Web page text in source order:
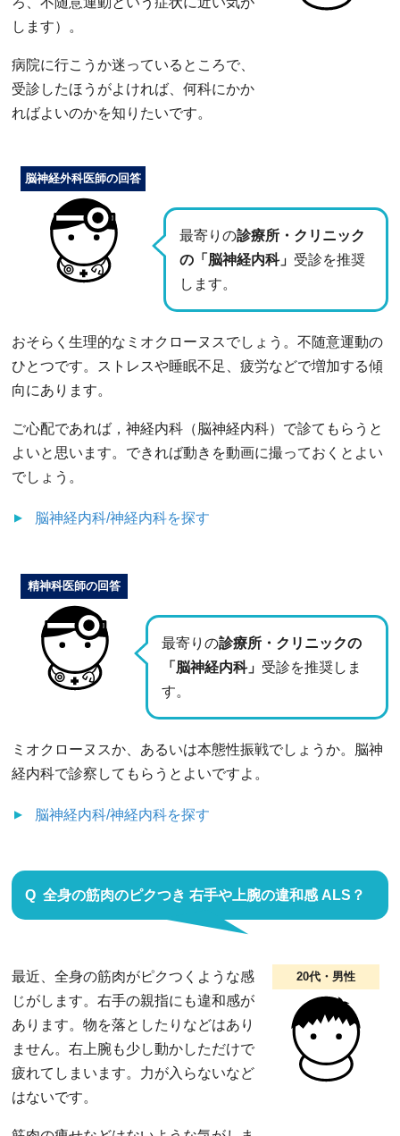
します）。
病院に行こうか迷っているところで、
受診したほうがよければ、何科にかか
ればよいのかを知りたいです。
最寄りの診療所・クリニック
の「脳神経内科」 受診を推奨
します。
脳神経外科医師の回答
おそらく生理的なミオクローヌスでしょう。不随意運動の
ひとつです。ストレスや睡眠不足、疲労などで増加する傾
向にあります。
ご心配であれば，神経内科（脳神経内科）で診てもらうと
よいと思います。できれば動きを動画に撮っておくとよい
でしょう。
脳神経内科/神経内科を探す
最寄りの診療所・クリニックの
「脳神経内科」 受診を推奨しま
す。
精神科医師の回答
ミオクローヌスか、あるいは本態性振戦でしょうか。脳神
経内科で診察してもらうとよいですよ。
脳神経内科/神経内科を探す
全身の筋肉のピクつき 右手や上腕の違和感 ALS？
20代・男性
最近、全身の筋肉がピクつくような感
じがします。右手の親指にも違和感が
あります。物を落としたりなどはあり
ません。右上腕も少し動かしただけで
疲れてしまいます。力が入らないなど
はないです。